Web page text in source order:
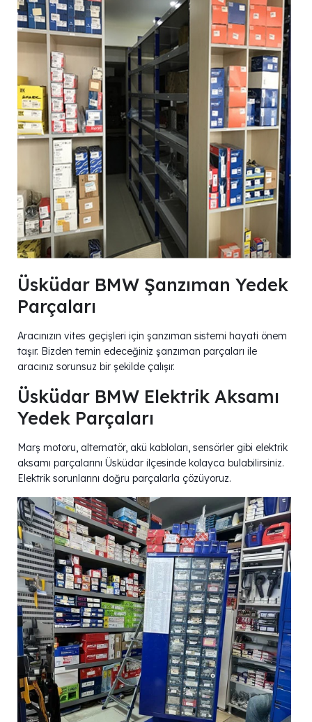
Üsküdar BMW Şanzıman Yedek
Parçaları
Aracınızın vites geçişleri için şanzıman sistemi hayati önem
taşır. Bizden temin edeceğiniz şanzıman parçaları ile
aracınız sorunsuz bir şekilde çalışır.
Üsküdar BMW Elektrik Aksamı
Yedek Parçaları
Marş motoru, alternatör, akü kabloları, sensörler gibi elektrik
aksamı parçalarını Üsküdar ilçesinde kolayca bulabilirsiniz.
Elektrik sorunlarını doğru parçalarla çözüyoruz.